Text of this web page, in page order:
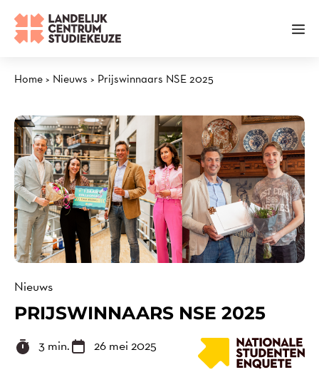
naar
Home> Nieuws > Prijswinnaars NSE 2025
Nieuws
PRIJSWINNAARS NSE 2025
3 min. 26 mei 2025